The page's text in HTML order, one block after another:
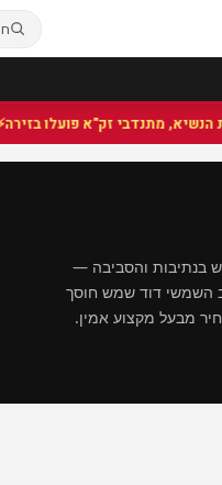
⚡
בנתיבות והסביבה —
השמשי דוד שמש חוסך
מבעל מקצוע אמין.